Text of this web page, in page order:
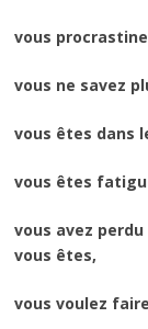
vous
vous ne savez
vous êtes dans
vous êtes
vous avez
vous êtes,
vous voulez